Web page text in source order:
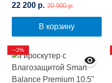
22 200 р. 20 900 р.
В корзину
--2%